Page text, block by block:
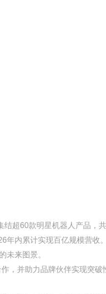
结超60款明星机器人产品，
年内累计实现百亿规模营收
未来图景。
，并助力品牌伙伴实现突破